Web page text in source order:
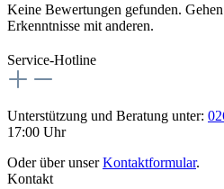
Keine Bewertungen gefunden.
Erkenntnisse mit anderen.
Service-Hotline
Unterstützung und Beratung unter:
17:00 Uhr
Oder über unserKontaktformular.
Kontakt